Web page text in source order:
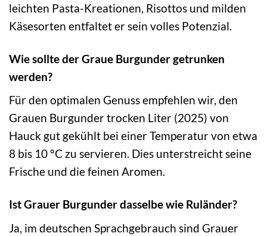
leichten Pasta-Kreationen, Risottos und milden
Käsesorten entfaltet er sein volles Potenzial.
Wie sollte der Graue Burgunder getrunken
werden?
Für den optimalen Genuss empfehlen wir, den
Grauen Burgunder trocken Liter (2025) von
Hauck gut gekühlt bei einer Temperatur von etwa
8 bis 10 °C zu servieren. Dies unterstreicht seine
Frische und die feinen Aromen.
Ist Grauer Burgunder dasselbe wie Ruländer?
Ja, im deutschen Sprachgebrauch sind Grauer